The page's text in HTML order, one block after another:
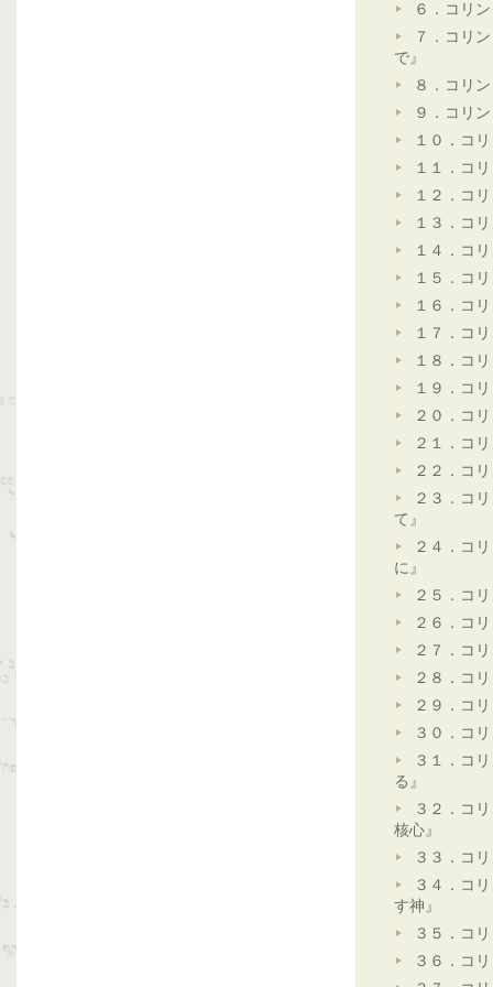
６．コリ
７．コリ
で』
８．コリ
９．コリ
１０．コ
１１．コ
１２．コ
１３．コ
１４．コ
１５．コ
１６．コ
１７．コ
１８．コ
１９．コ
２０．コ
２１．コ
２２．コ
２３．コ
て』
２４．コ
に』
２５．コ
２６．コ
２７．コ
２８．コ
２９．コ
３０．コ
３１．コ
る』
３２．コ
核心』
３３．コ
３４．コ
す神』
３５．コ
３６．コ